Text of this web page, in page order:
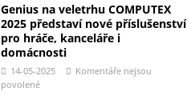
Genius na veletrhu COMPUTEX
2025 představí nové příslušenství
pro hráče, kanceláře i
domácnosti
14-05-2025
Komentáře nejsou
povolené